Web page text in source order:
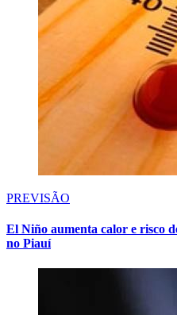
PREVISÃO
El Niño aumenta calor e risco
no Piauí